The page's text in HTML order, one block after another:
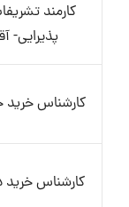
کارمند
پذیرایی-
کارشناس خرید
کارشناس خرید